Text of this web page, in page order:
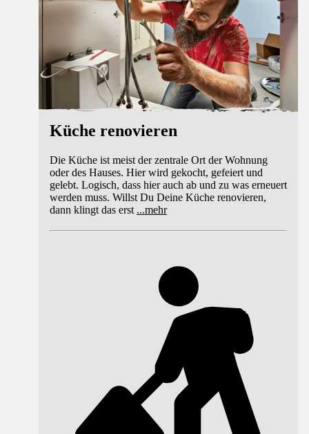
Küche renovieren
Die Küche ist meist der zentrale Ort der Wohnung
oder des Hauses. Hier wird gekocht, gefeiert und
gelebt. Logisch, dass hier auch ab und zu was erneuert
werden muss. Willst Du Deine Küche renovieren,
dann klingt das erst ...mehr